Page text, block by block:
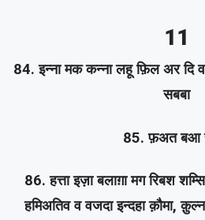
11
84. इन्ना मक कन्ना लहू फ़िल अर दि
सबबा
85. फ़अत बआ
86. हत्ता इज़ा बलाग़ा मग रिबश
हमिअतिव व वजदा इन्दहा क़ौमा,